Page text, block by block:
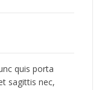
quis porta
sagittis nec,